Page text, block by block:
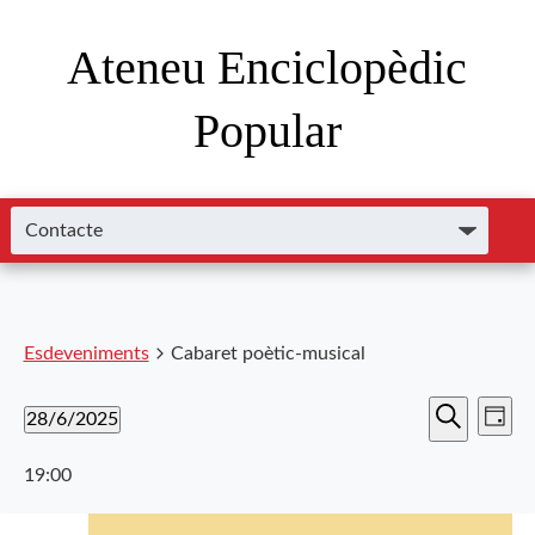
Ateneu Enciclopèdic
Popular
Esdeveniments Cabaret poètic-musical
i
Cerca de
Dia
28/6/2025
una
19:00